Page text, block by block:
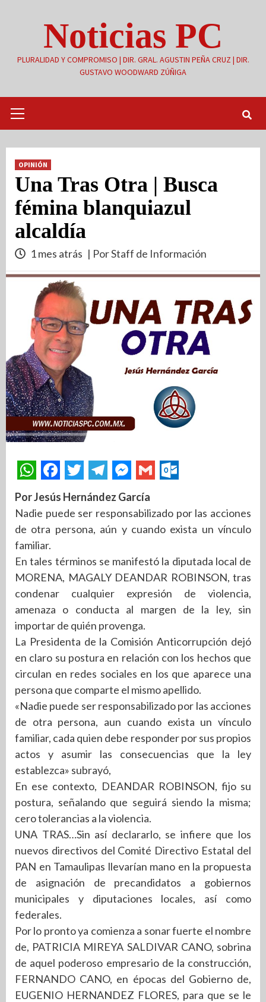
Noticias PC
PLURALIDAD Y COMPROMISO | DIR. GRAL. AGUSTIN PEÑA CRUZ | DIR.
GUSTAVO WOODWARD ZÚÑIGA
primario
OPINIÓN
Una Tras Otra | Busca
fémina blanquiazul
alcaldía
1 mes atrás | Por Staff de Información
Por Jesús Hernández García
Nadie puede ser responsabilizado por las acciones
de otra persona, aún y cuando exista un vínculo
familiar.
En tales términos se manifestó la diputada local de
MORENA, MAGALY DEANDAR ROBINSON, tras
condenar cualquier expresión de violencia,
amenaza o conducta al margen de la ley, sin
importar de quién provenga.
La Presidenta de la Comisión Anticorrupción dejó
en claro su postura en relación con los hechos que
circulan en redes sociales en los que aparece una
persona que comparte el mismo apellido.
«Nadie puede ser responsabilizado por las acciones
de otra persona, aun cuando exista un vínculo
familiar, cada quien debe responder por sus propios
actos y asumir las consecuencias que la ley
establezca» subrayó,
En ese contexto, DEANDAR ROBINSON, fijo su
postura, señalando que seguirá siendo la misma;
cero tolerancias a la violencia.
UNA TRAS…Sin así declararlo, se infiere que los
nuevos directivos del Comité Directivo Estatal del
PAN en Tamaulipas llevarían mano en la propuesta
de asignación de precandidatos a gobiernos
municipales y diputaciones locales, así como
federales.
Por lo pronto ya comienza a sonar fuerte el nombre
de, PATRICIA MIREYA SALDIVAR CANO, sobrina
de aquel poderoso empresario de la construcción,
FERNANDO CANO, en épocas del Gobierno de,
EUGENIO HERNANDEZ FLORES, para que se le